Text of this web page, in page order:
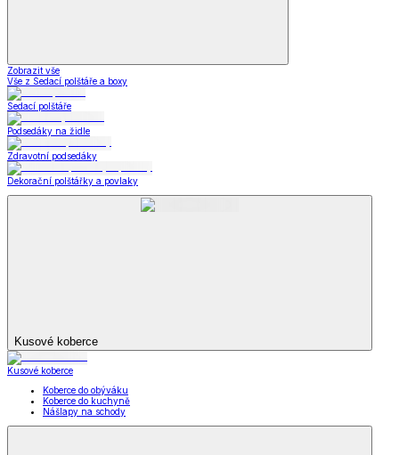
Zobrazit vše
Vše z Sedací polštáře a boxy
Sedací polštáře
Podsedáky na židle
Zdravotní podsedáky
Dekorační polštářky a povlaky
Kusové koberce
Kusové koberce
Koberce do obýváku
Koberce do kuchyně
Nášlapy na schody